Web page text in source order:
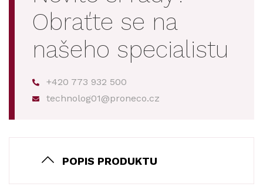
Obraťte se na
našeho specialistu
+420 773 932 500
technolog01@proneco.cz
POPIS PRODUKTU